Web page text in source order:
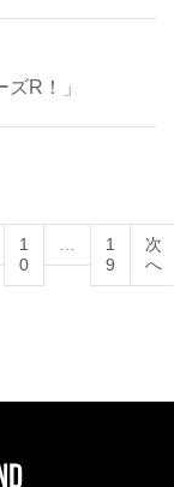
R！」
1
0
1
9
次
へ